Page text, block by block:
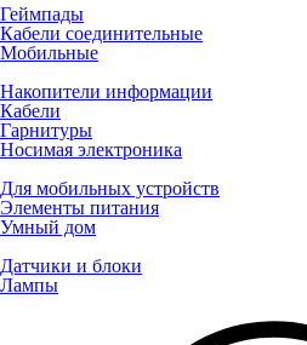
Геймпады
Кабели соединительные
Мобильные
Накопители информации
Кабели
Гарнитуры
Носимая электроника
Для мобильных устройств
Элементы питания
Умный дом
Датчики и блоки
Лампы